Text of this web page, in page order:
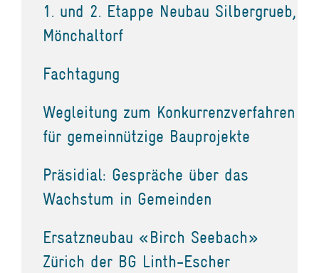
1. und 2. Etappe Neubau Silbergrueb,
Mönchaltorf
Fachtagung
Wegleitung zum Konkurrenzverfahren
für gemeinnützige Bauprojekte
Präsidial: Gespräche über das
Wachstum in Gemeinden
Ersatzneubau «Birch Seebach»
Zürich der BG Linth-Escher